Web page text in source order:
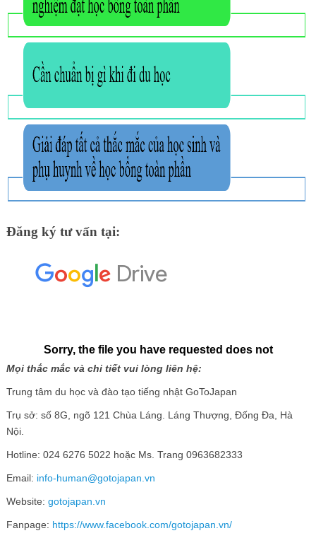
Đăng ký tư vấn tại:
Mọi thắc mắc và chi tiết vui lòng liên hệ:
Trung tâm du học và đào tạo tiếng nhật GoToJapan
Trụ sở: số 8G, ngõ 121 Chùa Láng. Láng Thượng, Đống Đa, Hà
Nội.
Hotline: 024 6276 5022 hoặc Ms. Trang 0963682333
Email: info-human@gotojapan.vn
Website: gotojapan.vn
Fanpage: https://www.facebook.com/gotojapan.vn/